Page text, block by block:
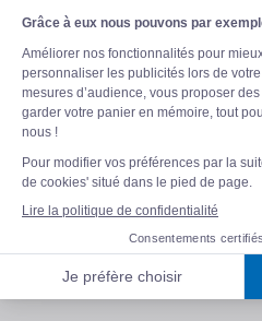
En avion :
L’aéroport le plus proche est
Loire. Il est situé à 70 km du
En train :
La gare la plus proche est
Droite. Elle se trouve à 7 km
de la Brèche.